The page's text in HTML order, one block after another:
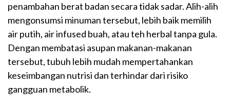
penambahan berat badan secara tidak sadar. Alih-alih
mengonsumsi minuman tersebut, lebih baik memilih
air putih, air infused buah, atau teh herbal tanpa gula.
Dengan membatasi asupan makanan-makanan
tersebut, tubuh lebih mudah mempertahankan
keseimbangan nutrisi dan terhindar dari risiko
gangguan metabolik.